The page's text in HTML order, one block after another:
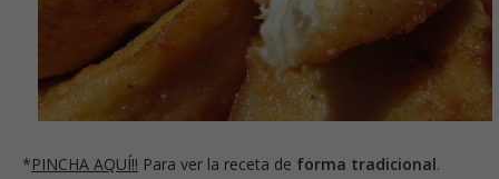
*PINCHA AQUÍ!! Para ver la receta de forma tradicional.